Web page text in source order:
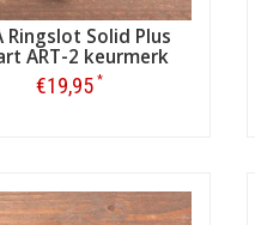
Ringslot Solid Plus
ART-2 keurmerk
€19,95 *